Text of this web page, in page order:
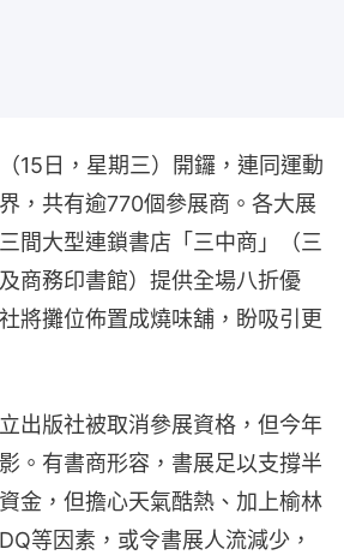
15日，星期三）開鑼，連同運動
，共有逾770個參展商。各大展
間大型連鎖書店「三中商」（三
商務印書館）提供全場八折優
將攤位佈置成燒味舖，盼吸引更
出版社被取消參展資格，但今年
。有書商形容，書展足以支撐半
金，但擔心天氣酷熱、加上榆林
等因素，或令書展人流減少，